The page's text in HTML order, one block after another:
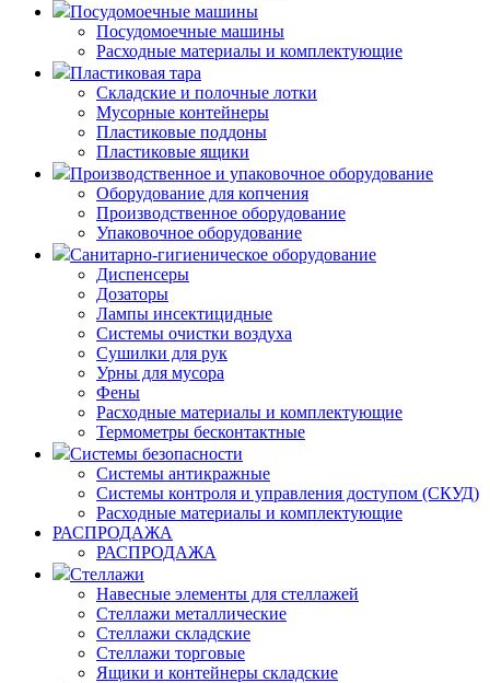
Посудомоечные машины
Посудомоечные машины
Расходные материалы и комплектующие
Пластиковая тара
Складские и полочные лотки
Мусорные контейнеры
Пластиковые поддоны
Пластиковые ящики
Производственное и упаковочное оборудование
Оборудование для копчения
Производственное оборудование
Упаковочное оборудование
Санитарно-гигиеническое оборудование
Диспенсеры
Дозаторы
Лампы инсектицидные
Системы очистки воздуха
Сушилки для рук
Урны для мусора
Фены
Расходные материалы и комплектующие
Термометры бесконтактные
Системы безопасности
Системы антикражные
Системы контроля и управления доступом (СКУД)
Расходные материалы и комплектующие
РАСПРОДАЖА
РАСПРОДАЖА
Стеллажи
Навесные элементы для стеллажей
Стеллажи металлические
Стеллажи складские
Стеллажи торговые
Ящики и контейнеры складские